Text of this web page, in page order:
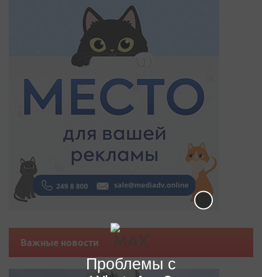
Важные новости
Проблемы с